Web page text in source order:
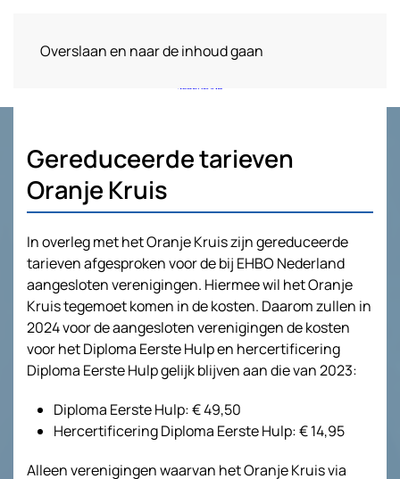
Overslaan en naar de inhoud gaan
Gereduceerde tarieven
Oranje Kruis
In overleg met het Oranje Kruis zijn gereduceerde
tarieven afgesproken voor de bij EHBO Nederland
aangesloten verenigingen. Hiermee wil het Oranje
Kruis tegemoet komen in de kosten. Daarom zullen in
2024 voor de aangesloten verenigingen de kosten
voor het Diploma Eerste Hulp en hercertificering
Diploma Eerste Hulp gelijk blijven aan die van 2023:
Diploma Eerste Hulp: € 49,50
Hercertificering Diploma Eerste Hulp: € 14,95
Alleen verenigingen waarvan het Oranje Kruis via